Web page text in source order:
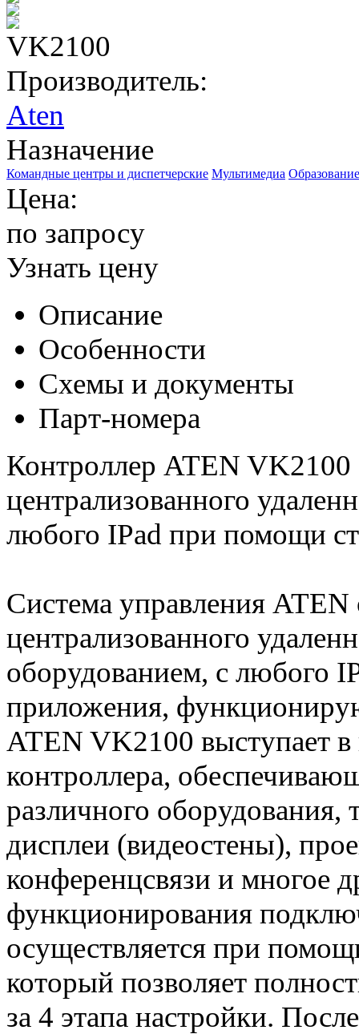
VK2100
Производитель:
Aten
Назначение
Командные центры и диспетчерские Мультимедиа Образование
Цена:
по запросу
Узнать цену
Описание
Особенности
Схемы и документы
Парт-номера
Контроллер ATEN VK2100
централизованного
любого IPad при помощи
Система управления ATEN
централизованного
оборудованием, с любого
приложения,
ATEN VK2100 выступает в
контроллера,
различного
дисплеи (видеостены),
конференцсвязи и многое
функционирования
осуществляется при
который позволяет
за 4 этапа настройки.